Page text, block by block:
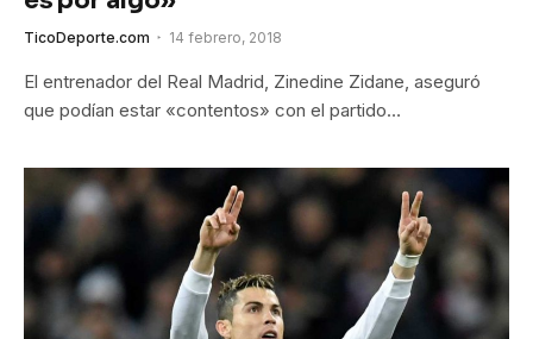
TicoDeporte.com 14 febrero, 2018
El entrenador del Real Madrid, Zinedine Zidane, aseguró
que podían estar «contentos» con el partido…